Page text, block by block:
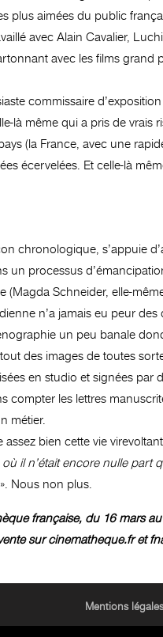
plus aimées du public
avec Alain Cavalier,
avec les films
commissaire
là même qui a pris de vrais
(la France, avec une
écervelées. Et celle-là
chronologique, s’appuie
un processus
(Magda Schneider, elle-
n’a jamais eu peur
un peu banale
des images de toutes
en studio et signées
compter les lettres
métier.
bien cette vie
il n’était encore nulle part
Nous non plus.
française, du 16 mars
sur cinematheque.fr et
Mentions légales